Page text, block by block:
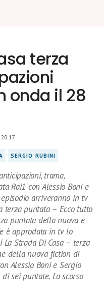
terza
onda il 28
2017
SERGIO RUBINI
trama,
Rai1 con Alessio Boni e
arriveranno in tv
terza puntata – Ecco tutto
puntata della nuova e
è approdata in tv lo
Strada Di Casa – terza
della nuova fiction di
Alessio Boni e Sergio
sei puntate. Lo scorso